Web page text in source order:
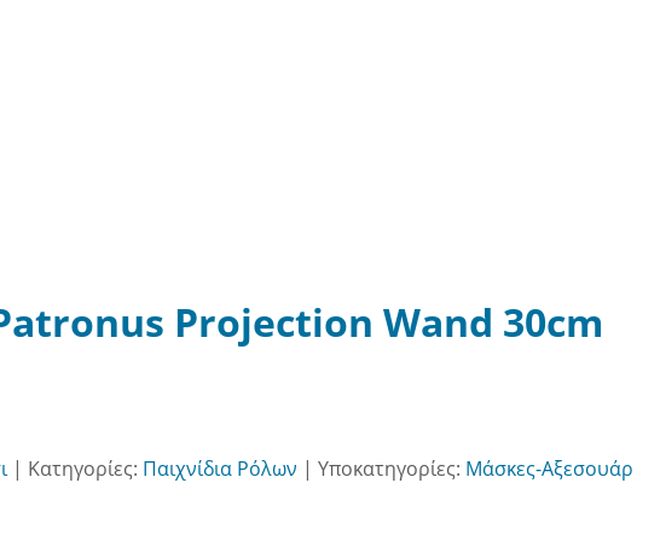
Projection Wand 30cm
| Κατηγορίες: Παιχνίδια Ρόλων | Υποκατηγορίες: Μάσκες-Αξεσουάρ